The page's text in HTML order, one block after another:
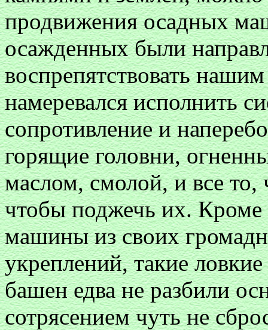
продвижения осадных
осажденных были
воспрепятствовать
намеревался исполнить
сопротивление и
горящие головни,
маслом, смолой, и все
чтобы поджечь их. Кроме
машины из своих
укреплений, такие
башен едва не разбили
сотрясением чуть не